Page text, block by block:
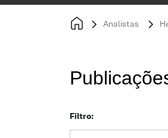
Analistas
Filtro: